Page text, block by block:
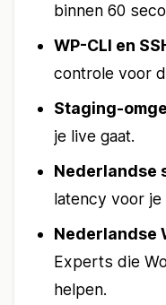
binnen 60
WP-CLI en
controle voor
Staging-
je live gaat.
Nederlandse
latency voor
Nederlandse
Experts die
helpen.